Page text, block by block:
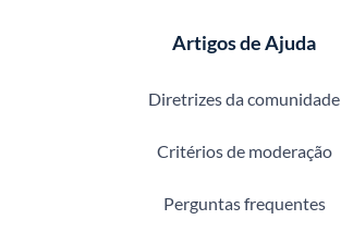
Artigos de Ajuda
Diretrizes da comunidade
Critérios de moderação
Perguntas frequentes